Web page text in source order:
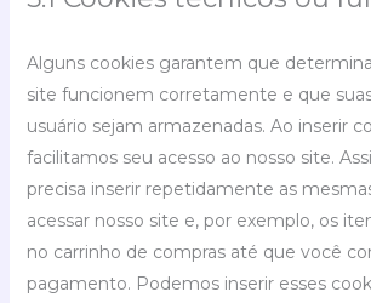
Alguns cookies garantem que
site funcionem corretamente e que
usuário sejam armazenadas. Ao inserir
facilitamos seu acesso ao nosso site.
precisa inserir repetidamente as
acessar nosso site e, por exemplo, os
no carrinho de compras até que você
pagamento. Podemos inserir esses